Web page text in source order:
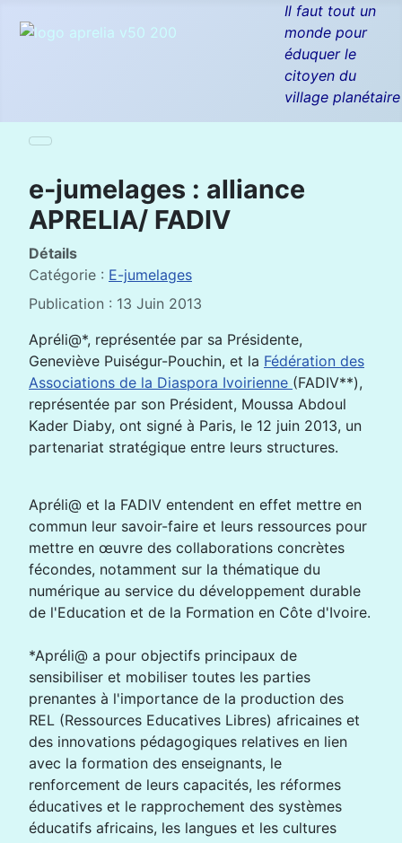
Il faut tout un
monde pour
éduquer le
citoyen du
village planétaire
e-jumelages : alliance
APRELIA/ FADIV
Détails
Catégorie : E-jumelages
Publication : 13 Juin 2013
Apréli@*, représentée par sa Présidente,
Geneviève Puiségur-Pouchin, et la Fédération des
Associations de la Diaspora Ivoirienne (FADIV**),
représentée par son Président, Moussa Abdoul
Kader Diaby, ont signé à Paris, le 12 juin 2013, un
partenariat stratégique entre leurs structures.
Apréli@ et la FADIV entendent en effet mettre en
commun leur savoir-faire et leurs ressources pour
mettre en œuvre des collaborations concrètes
fécondes, notamment sur la thématique du
numérique au service du développement durable
de l'Education et de la Formation en Côte d'Ivoire.
*Apréli@ a pour objectifs principaux de
sensibiliser et mobiliser toutes les parties
prenantes à l'importance de la production des
REL (Ressources Educatives Libres) africaines et
des innovations pédagogiques relatives en lien
avec la formation des enseignants, le
renforcement de leurs capacités, les réformes
éducatives et le rapprochement des systèmes
éducatifs africains, les langues et les cultures